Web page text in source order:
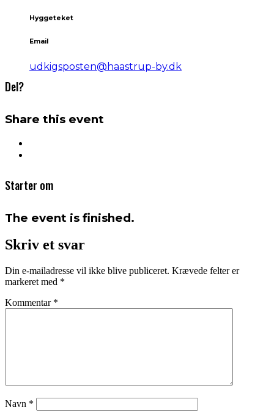
Hyggeteket
Email
udkigsposten@haastrup-by.dk
Del?
Share this event
Starter om
The event is finished.
Skriv et svar
Din e-mailadresse vil ikke blive publiceret. Krævede felter er
markeret med *
Kommentar *
Navn *